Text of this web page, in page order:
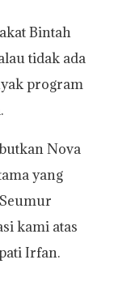
Bintah
tidak ada
program
Nova
yang
kami atas
Irfan.